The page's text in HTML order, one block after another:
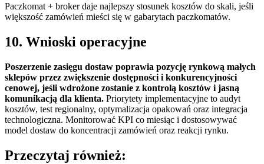
Paczkomat + broker daje najlepszy stosunek kosztów do skali, jeśli
większość zamówień mieści się w gabarytach paczkomatów.
10. Wnioski operacyjne
Poszerzenie zasięgu dostaw poprawia pozycję rynkową małych
sklepów przez zwiększenie dostępności i konkurencyjności
cenowej, jeśli wdrożone zostanie z kontrolą kosztów i jasną
komunikacją dla klienta. Priorytety implementacyjne to audyt
kosztów, test regionalny, optymalizacja opakowań oraz integracja
technologiczna. Monitorować KPI co miesiąc i dostosowywać
model dostaw do koncentracji zamówień oraz reakcji rynku.
Przeczytaj również: